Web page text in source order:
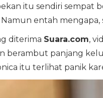
itu sendiri sempat
Namun entah
diterima Suara.com,
berambut panjang
itu terlihat panik